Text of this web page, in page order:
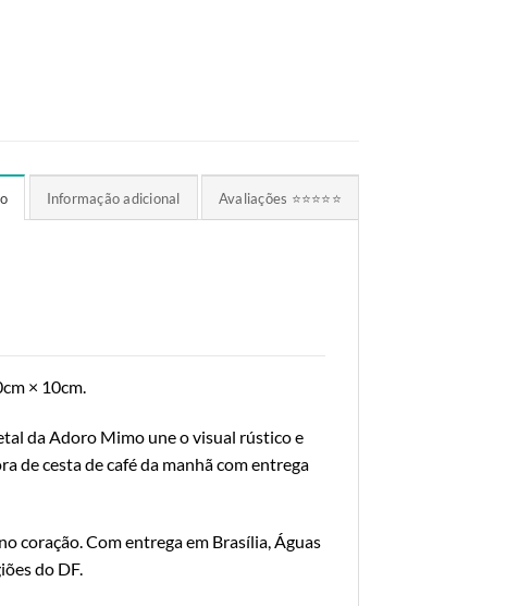
Informação adicional Avaliações ⭐⭐⭐⭐⭐
× 10cm.
da Adoro Mimo une o visual rústico e
de cesta de café da manhã com entrega
coração. Com entrega em Brasília, Águas
do DF.